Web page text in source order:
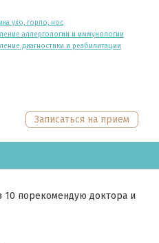
ухо, горло, нос
аллергологии и иммунологии
диагностики и реабилитации
Записаться на прием
10 порекомендую доктора и